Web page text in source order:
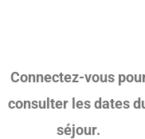
Connectez-vous
consulter les dates
séjour.